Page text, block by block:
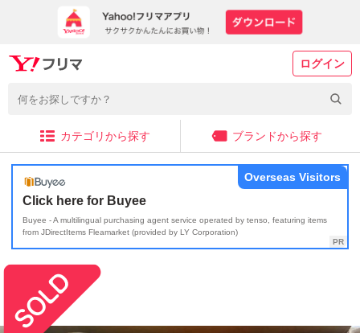
ログイン
カテゴリから探す ブランドから探す
Click here for Buyee
Buyee - A multilingual purchasing agent service operated by tenso, featuring items
from JDirectItems Fleamarket (provided by LY Corporation)
Overseas Visitors